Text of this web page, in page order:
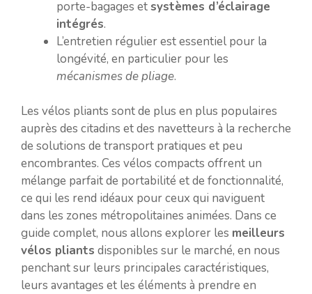
porte-bagages etsystèmes d’éclairage
intégrés.
L’entretien régulier est essentiel pour la
longévité, en particulier pour les
mécanismes de pliage.
Les vélos pliants sont de plus en plus populaires
auprès des citadins et des navetteurs à la recherche
de solutions de transport pratiques et peu
encombrantes. Ces vélos compacts offrent un
mélange parfait de portabilité et de fonctionnalité,
ce qui les rend idéaux pour ceux qui naviguent
dans les zones métropolitaines animées. Dans ce
guide complet, nous allons explorer les meilleurs
vélos pliants disponibles sur le marché, en nous
penchant sur leurs principales caractéristiques,
leurs avantages et les éléments à prendre en